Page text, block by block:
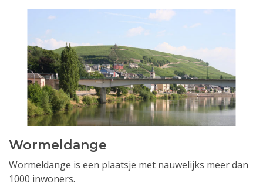
Wormeldange
Wormeldange is een plaatsje met nauwelijks meer dan
1000 inwoners.